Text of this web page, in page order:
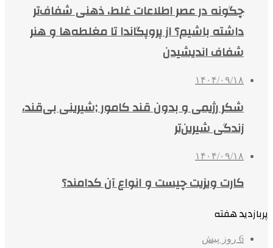
چگونه در عصر اطلاعات غلط، ذهنی شفاف‌تر
داشته باشیم؟ از پروپگاندا تا مغلطه‌ها و هنر
شفاف اندیشیدن
۱۴۰۴/۰۹/۱۸
شکر رژیمی و بدون قند کامور ;شیرینی بی‌قند،
زندگی شیرین‌تر
۱۴۰۴/۰۹/۱۸
کارت ویزیت چیست و انواع آن کدامند؟
پربازدید هفته
6 روز پیش